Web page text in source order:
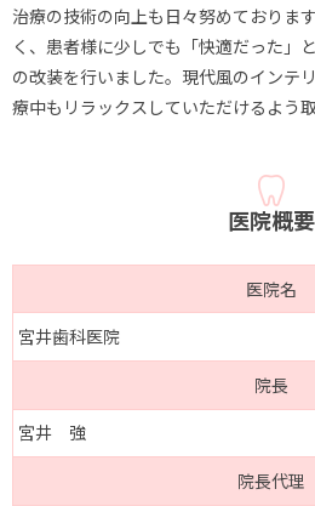
治療の技術の向上も日々努めておりま
く、患者様に少しでも「快適だった」
の改装を行いました。現代風のインテ
療中もリラックスしていただけるよう
医院概要
医院名
宮井歯科医院
院長
宮井 強
院長代理